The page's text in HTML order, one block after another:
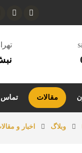
مقالات تماس
وبلاگ اخبار و